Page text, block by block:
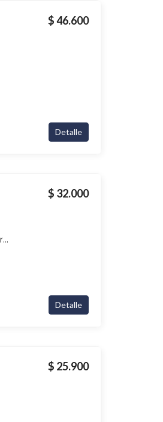
$ 46.600
Detalle
Alquiler Apartamento de 1 Dormitorio + Cochera en Cordón Sur Piso 9 con Terraza
$ 32.000
Detalle
$ 25.900